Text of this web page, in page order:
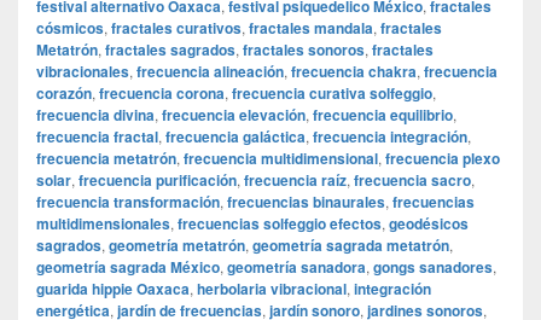
festival alternativo Oaxaca, festival psiquedelico México, fractales
cósmicos, fractales curativos, fractales mandala, fractales
Metatrón, fractales sagrados, fractales sonoros, fractales
vibracionales, frecuencia alineación, frecuencia chakra, frecuencia
corazón, frecuencia corona, frecuencia curativa solfeggio,
frecuencia divina, frecuencia elevación, frecuencia equilibrio,
frecuencia fractal, frecuencia galáctica, frecuencia integración,
frecuencia metatrón, frecuencia multidimensional, frecuencia plexo
solar, frecuencia purificación, frecuencia raíz, frecuencia sacro,
frecuencia transformación, frecuencias binaurales, frecuencias
multidimensionales, frecuencias solfeggio efectos, geodésicos
sagrados, geometría metatrón, geometría sagrada metatrón,
geometría sagrada México, geometría sanadora, gongs sanadores,
guarida hippie Oaxaca, herbolaria vibracional, integración
energética, jardín de frecuencias, jardín sonoro, jardines sonoros,